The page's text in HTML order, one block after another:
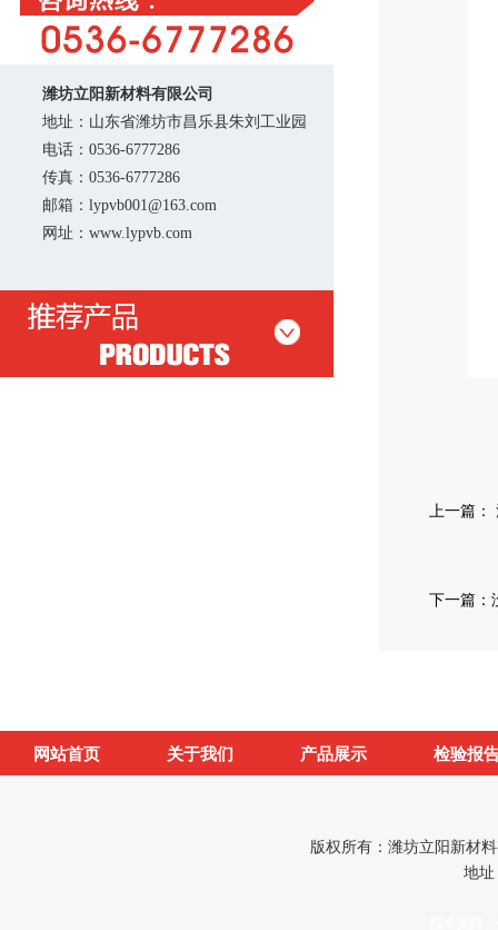
潍坊立阳新材料有限公司
地址：山东省潍坊市昌乐县朱刘工业园
电话：0536-6777286
传真：0536-6777286
邮箱：lypvb001@163.com
网址：www.lypvb.com
上一篇：
下一篇：
网站首页 关于我们 产品展示 检验报
版权所有：潍坊立阳新
地